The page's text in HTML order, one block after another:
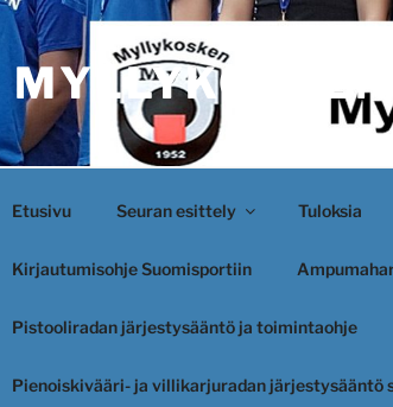
MYLLYKOSKEN
Etusivu Seuran esittely Tuloksia
Kirjautumisohje Suomisportiin
Pistooliradan järjestysääntö ja toimintaohje
Pienoiskivääri- ja villikarjuradan järjestysääntö